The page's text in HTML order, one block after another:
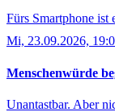
Fürs Smartphone ist
Mi, 23.09.2026,
Menschenwürde
Unantastbar. Aber